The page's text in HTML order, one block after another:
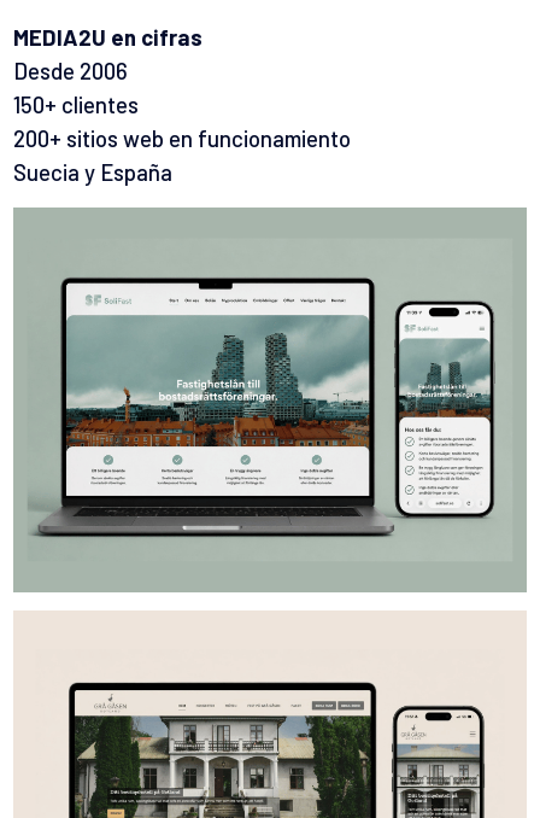
MEDIA2U en cifras
Desde 2006
150+ clientes
200+ sitios web en funcionamiento
Suecia y España